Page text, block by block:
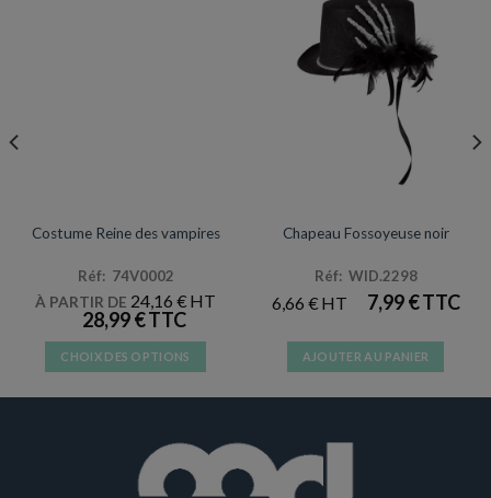
Costume Reine des vampires
Réf: 74V0002
À PARTIR DE 24,16 €
28,99€
CHOIX DES OPTIONS
plusieurs
variations.
Chapeau Fossoyeuse noir
Réf: WID.2298
6,66 € 7,99€
AJOUTER AU PANIER